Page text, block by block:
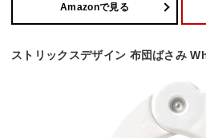
Amazonで見る
ストリックスデザイン 布団ばさみ